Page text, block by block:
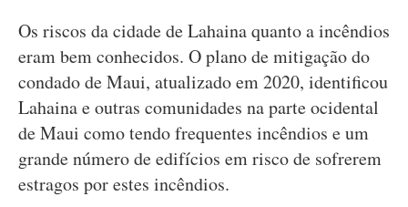
Os riscos da cidade de Lahaina quanto a incêndios
eram bem conhecidos. O plano de mitigação do
condado de Maui, atualizado em 2020, identificou
Lahaina e outras comunidades na parte ocidental
de Maui como tendo frequentes incêndios e um
grande número de edifícios em risco de sofrerem
estragos por estes incêndios.